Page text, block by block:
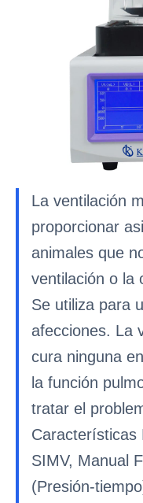
La ventilación
proporcionar
animales que
ventilación o la
Se utiliza para
afecciones. La
cura ninguna
la función
tratar el
Características
SIMV, Manual
(Presión-